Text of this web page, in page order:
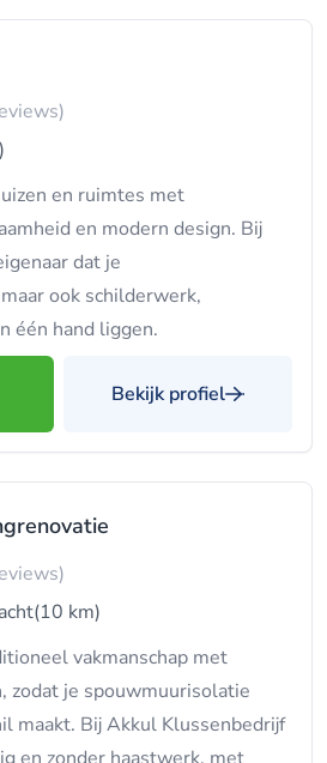
en ruimtes met
en modern design. Bij
dat je
ook schilderwerk,
één hand liggen.
Bekijk profiel
(10 km)
vakmanschap met
zodat je spouwmuurisolatie
maakt. Bij Akkul Klussenbedrijf